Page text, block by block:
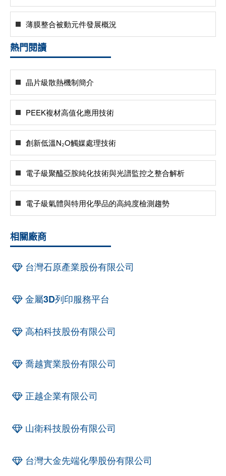
薄膜整合被動元件發展概況
熱門閱讀
晶片級散熱機制簡介
PEEK複材高值化應用技術
創新低溫N₂O觸媒處理技術
電子級聚醯亞胺純化技術與光譜監控之整合解析
電子級氣體與特用化學品的高純度檢測趨勢
相關廠商
台灣石原產業股份有限公司
金屬3D列印服務平台
高柏科技股份有限公司
喬越實業股份有限公司
正越企業有限公司
山衛科技股份有限公司
台灣大金先端化學股份有限公司